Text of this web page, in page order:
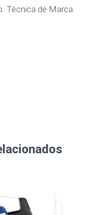
Técnica de Marca: